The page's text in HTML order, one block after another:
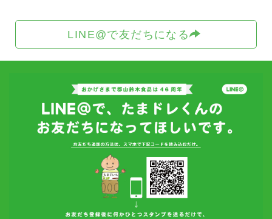
LINE@で友だちになる